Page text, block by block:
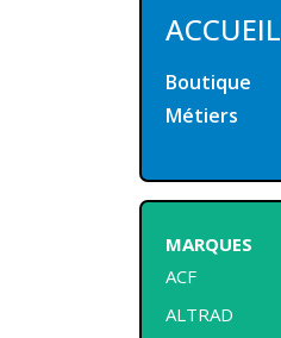
ACCUEIL
Boutique
Métiers
MARQUES
ACF
ALTRAD